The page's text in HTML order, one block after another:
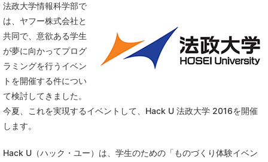
法政大学情報科学部で
は、ヤフー株式会社と
共同で、意欲ある学生
が夢に向かってプログ
ラミングを行うイベン
トを開催する件につい
て検討してきました。
今夏、これを実現するイベントして、Hack U 法政大学 2016を開催
します。
Hack U（ハック・ユー）は、学生のための「ものづくり体験イベン